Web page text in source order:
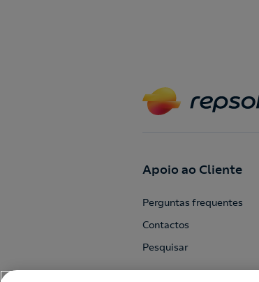
Apoio ao Cliente
Perguntas frequentes
Contactos
Pesquisar